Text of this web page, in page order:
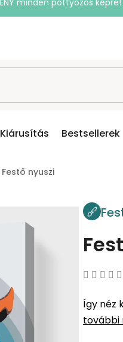
minden pöttyözős
Kiárusítás Bestsellerek
nyuszi
Így néz
további